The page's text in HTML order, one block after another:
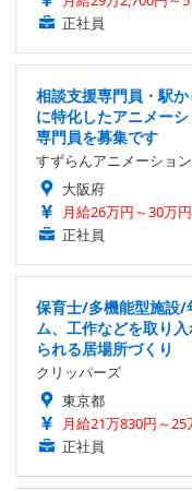
正社員
相談支援専門員・駅
に特化したアニメー
専門員を募集です
すずらんアニメーショ
大阪府
月給26万円～30万円
正社員
保育士/多機能型施設
ム、工作などを取り
られる居場所づくり
クリッパーズ
東京都
月給21万830円～25
正社員